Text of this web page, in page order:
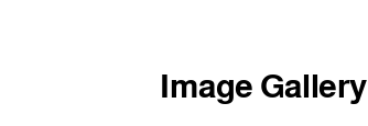
Image Gallery